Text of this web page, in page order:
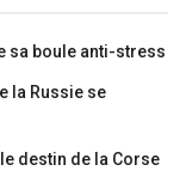
sa boule anti-stress
la Russie se
destin de la Corse